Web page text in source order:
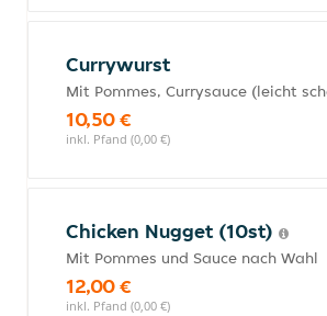
Currywurst
Mit Pommes, Currysauce (leicht
10,50 €
inkl. Pfand (0,00 €)
Chicken Nugget (10st)
Mit Pommes und Sauce nach Wahl
12,00 €
inkl. Pfand (0,00 €)